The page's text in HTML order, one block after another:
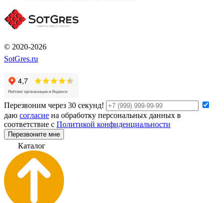
© 2020-2026
SotGres.ru
Перезвоним через 30 секунд!
даю согласие на обработку персональных данных в
соответствие с Политикой конфиденциальности
Перезвоните мне
Каталог